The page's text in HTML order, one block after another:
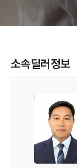
소속딜러정보